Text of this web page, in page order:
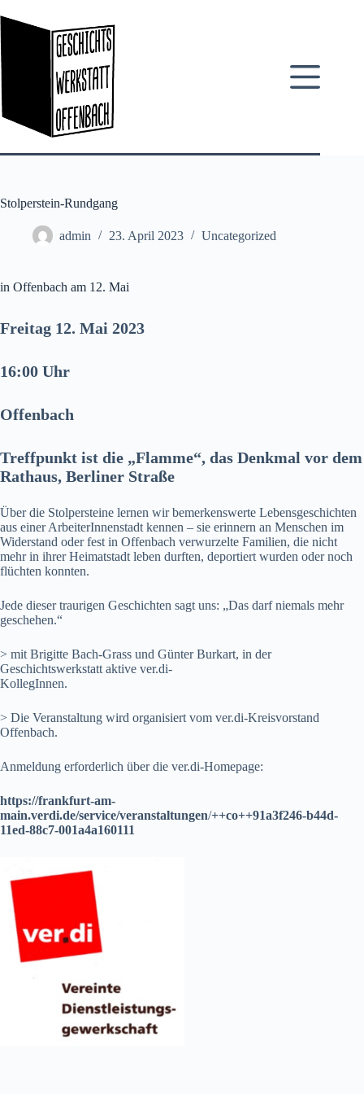
Inhalt
springen
Stolperstein-Rundgang
admin 23. April 2023 Uncategorized
in Offenbach am 12. Mai
Freitag 12. Mai 2023
16:00 Uhr
Offenbach
Treffpunkt ist die „Flamme“, das Denkmal vor dem
Rathaus, Berliner Straße
Über die Stolpersteine lernen wir bemerkenswerte Lebensgeschichten
aus einer ArbeiterInnenstadt kennen – sie erinnern an Menschen im
Widerstand oder fest in Offenbach verwurzelte Familien, die nicht
mehr in ihrer Heimatstadt leben durften, deportiert wurden oder noch
flüchten konnten.
Jede dieser traurigen Geschichten sagt uns: „Das darf niemals mehr
geschehen.“
> mit Brigitte Bach-Grass und Günter Burkart, in der
Geschichtswerkstatt aktive ver.di-
KollegInnen.
> Die Veranstaltung wird organisiert vom ver.di-Kreisvorstand
Offenbach.
Anmeldung erforderlich über die ver.di-Homepage:
https://frankfurt-am-
main.verdi.de/service/veranstaltungen/++co++91a3f246-b44d-
11ed-88c7-001a4a160111